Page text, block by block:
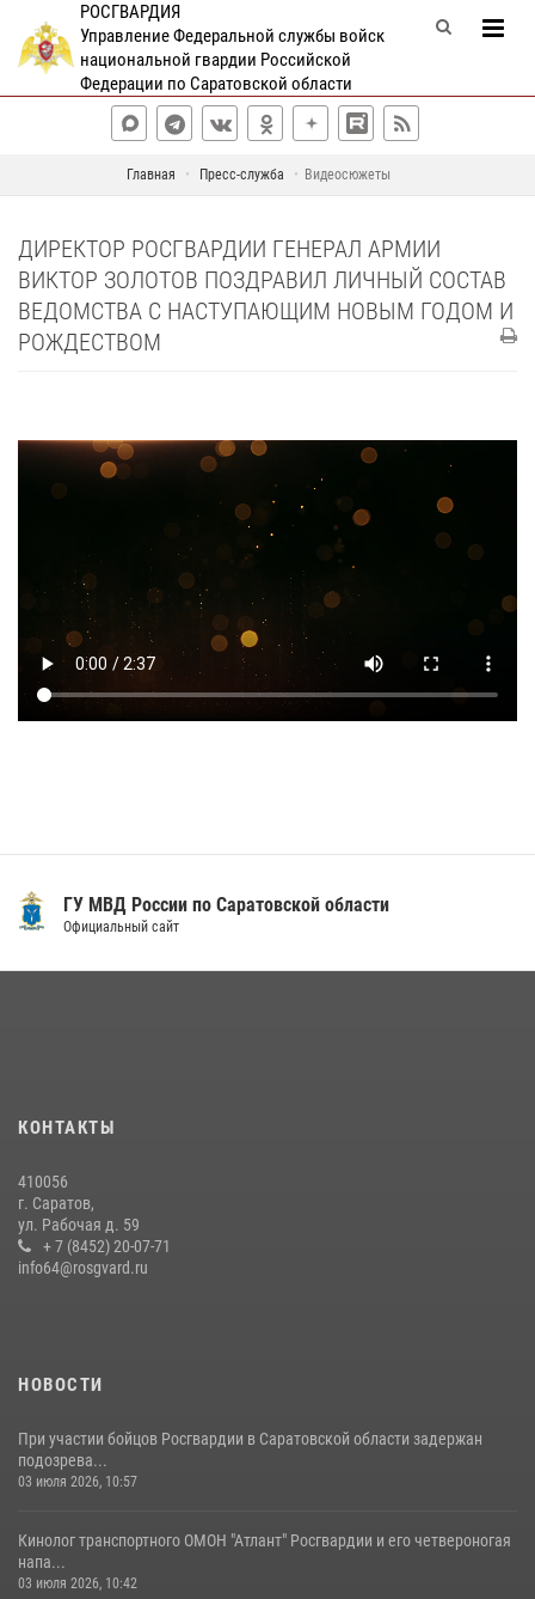
РОСГВАРДИЯ
Управление Федеральной службы войск
национальной гвардии Российской
Федерации по Саратовской области
Главная Пресс-служба Видеосюжеты
ДИРЕКТОР РОСГВАРДИИ ГЕНЕРАЛ АРМИИ
ВИКТОР ЗОЛОТОВ ПОЗДРАВИЛ ЛИЧНЫЙ СОСТАВ
ВЕДОМСТВА С НАСТУПАЮЩИМ НОВЫМ ГОДОМ И
РОЖДЕСТВОМ
ГУ МВД России по Саратовской области
Официальный сайт
КОНТАКТЫ
410056
г. Саратов,
ул. Рабочая д. 59
+ 7 (8452) 20-07-71
info64@rosgvard.ru
НОВОСТИ
При участии бойцов Росгвардии в Саратовской области задержан
подозрева...
03 июля 2026, 10:57
Кинолог транспортного ОМОН "Атлант" Росгвардии и его четвероногая
напа...
03 июля 2026, 10:42